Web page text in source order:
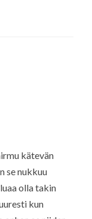
kätevän
se nukkuu
olla takin
kun